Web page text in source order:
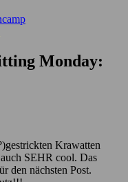
Monday:
Krawatten
SEHR cool. Das
den nächsten Post.